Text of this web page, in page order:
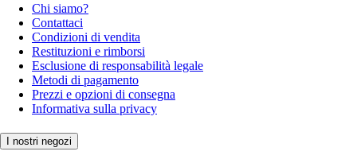
Chi siamo?
Contattaci
Condizioni di vendita
Restituzioni e rimborsi
Esclusione di responsabilità legale
Metodi di pagamento
Prezzi e opzioni di consegna
Informativa sulla privacy
I nostri negozi